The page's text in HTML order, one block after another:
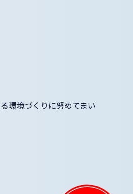
環境づくりに努めてまい